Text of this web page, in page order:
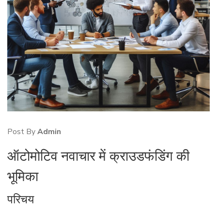
Post ByAdmin
ऑटोमोटिव नवाचार में क्राउडफंडिंग की
भूमिका
परिचय